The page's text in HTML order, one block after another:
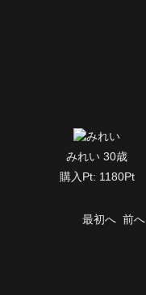
みれい 30歳
購入Pt: 1180Pt
最初へ 前へ